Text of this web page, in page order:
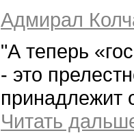
Адмирал
"А теперь
- это
принадлежит
Читать